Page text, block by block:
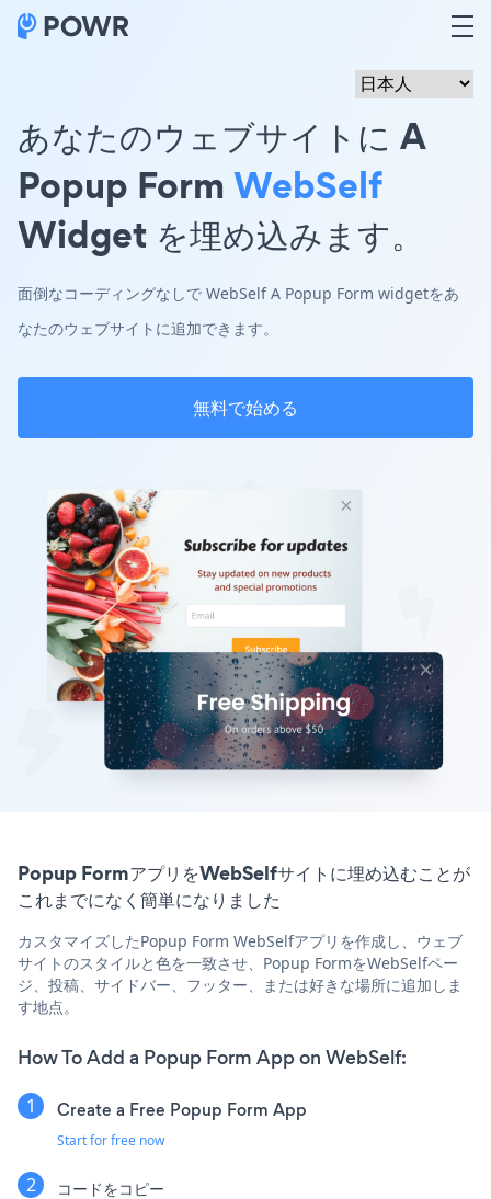
あなたのウェブサイトに A
Popup Form WebSelf
Widget を埋め込みます。
面倒なコーディングなしで WebSelf A Popup Form widgetをあ
なたのウェブサイトに追加できます。
無料で始める
Popup FormアプリをWebSelfサイトに埋め込むことが
これまでになく簡単になりました
カスタマイズしたPopup Form WebSelfアプリを作成し、ウェブ
サイトのスタイルと色を一致させ、Popup FormをWebSelfペー
ジ、投稿、サイドバー、フッター、または好きな場所に追加しま
す地点。
How To Add a Popup Form App on WebSelf:
Create a Free Popup Form App
Start for free now
コードをコピー